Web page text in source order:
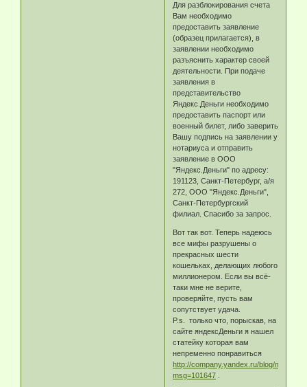
Для разблокирования счета
Вам необходимо
предоставить заявление
(образец прилагается), в
заявлении необходимо
разъяснить характер своей
деятельности. При подаче
заявления в
представительство
Яндекс.Деньги необходимо
предоставить паспорт или
военный билет, либо заверить
Вашу подпись на заявлении у
нотариуса и отправить
заявление в ООО
"Яндекс.Деньги" по адресу:
191123, Санкт-Петербург, а/я
272, ООО "Яндекс.Деньги",
Санкт-Петербургский
филиал. Спасибо за запрос.
Вот так вот. Теперь надеюсь
все мифы разрушены о
прекрасных шести
кошельках, делающих любого
миллионером. Если вы всё-
таки мне не верите,
проверяйте, пусть вам
сопутствует удача.
P.s. только что, порыскав, на
сайте яндексДеньги я нашел
статейку которая вам
непременно понравиться
http://company.yandex.ru/blog/
msg=101647